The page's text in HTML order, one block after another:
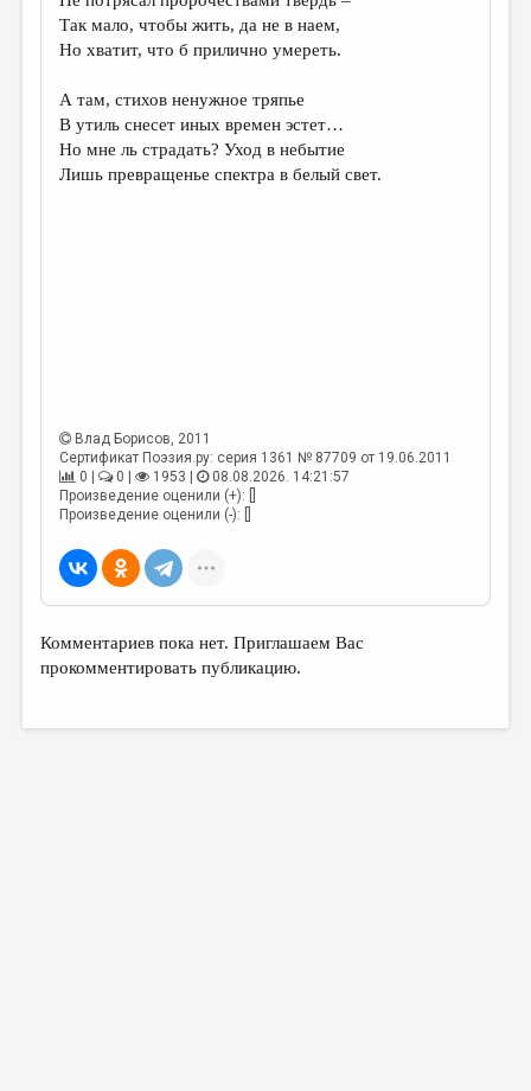
МАЛАЯ ПРОЗА
ЛИТЕРАТУРОВЕДЕНИЕ
КУЛЬТУРОВЕДЕНИЕ
Так мало, чтобы жить, да не в наем,
Но хватит, что б прилично умереть.
А там, стихов ненужное тряпье
В утиль снесет иных времен эстет…
Но мне ль страдать? Уход в небытие
Лишь превращенье спектра в белый свет.
Влад Борисов, 2011
Сертификат Поэзия.ру: серия 1361 № 87709 от 19.06.2011
0 |
0 | 1953 |
08.08.2026. 14:21:57
Произведение оценили (+): []
Произведение оценили (-): []
Комментариев пока нет. Приглашаем Вас
прокомментировать публикацию.